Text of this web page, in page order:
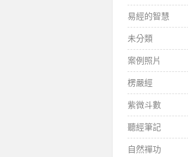
易經的智慧
未分類
案例照片
楞嚴經
紫微斗數
聽經筆記
自然禪功